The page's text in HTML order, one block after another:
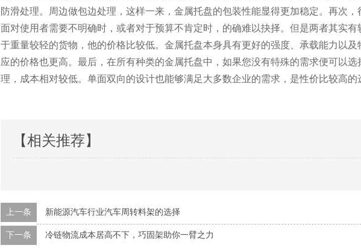
防滑处理。周边做包边处理，这样一来，金属托盘的包装性能显得更加稳定。再次
面对使用者需要不明确时，或者对于预算不肯定时，的确难以抉择。但是两者其实
于重量较轻的货物，他的价格比较低。金属托盘本身具有更好的强度、承载能力以
应的价格也更高。最后，在所有种类的金属托盘中，如果您没有特殊的需求便可以
理，成本相对较低。单面双向的设计也能够满足大多数企业的需求，是性价比较高的选择
【相关推荐】
上一条 新能源汽车行业汽车周转料架的选择
下一条 冷链物流成本居高不下，巧固架助你一臂之力